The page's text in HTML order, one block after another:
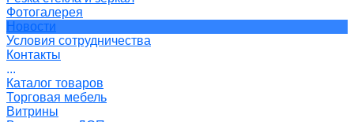
Фотогалерея
Новости
Условия сотрудничества
Контакты
...
Каталог товаров
Торговая мебель
Витрины